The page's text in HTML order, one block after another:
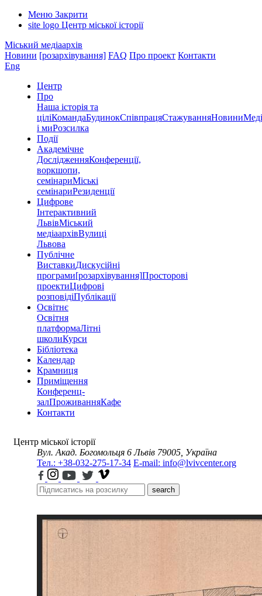
Меню Закрити
site logo Центр міської історії
Міський медіаархів
Новини [розархівування] FAQ Про проект Контакти
Eng
Центр
Про
Наша історія та
ціліКомандаБудинокСпівпрацяСтажуванняНовини
і миРозсилка
Події
Академічне
ДослідженняКонференції,
воркшопи,
семінариМіські
семінариРезиденції
Цифрове
Інтерактивний
ЛьвівМіський
медіаархівВулиці
Львова
Публічне
ВиставкиДискусійні
програми[розархівування]Просторові
проектиЦифрові
розповідіПублікації
Освітнє
Освітня
платформаЛітні
школиКурси
Бібліотека
Календар
Крамниця
Приміщення
Конференц-
залПроживанняКафе
Контакти
Центр міської історії
Вул. Акад. Богомольця 6 Львів 79005, Україна
Тел.: +38-032-275-17-34 E-mail: info@lvivcenter.org
search